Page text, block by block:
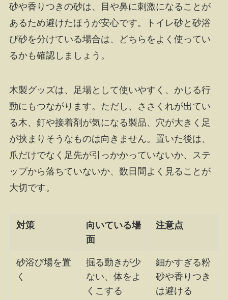
砂や香りつきの砂は、目や鼻に刺激になることが
あるため避けたほうが安心です。トイレ砂と砂浴
び砂を分けている場合は、どちらをよく使ってい
るかも確認しましょう。
木製グッズは、足場として使いやすく、かじる行
動にもつながります。ただし、ささくれが出てい
る木、釘や接着剤が気になる製品、穴が大きく足
が挟まりそうなものは向きません。置いた後は、
爪だけでなく足先が引っかかっていないか、ステ
ップから落ちていないか、数日間よく見ることが
大切です。
対策
向いている場
面
注意点
砂浴び場を置
く
掘る動きが少
ない、体をよ
くこする
細かすぎる粉
砂や香りつき
は避ける